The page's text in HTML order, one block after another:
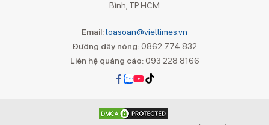
Bình, TP.HCM
Email:toasoan@viettimes.vn
Đường dây nóng: 0862 774 832
Liên hệ quảng cáo:093 228 8166